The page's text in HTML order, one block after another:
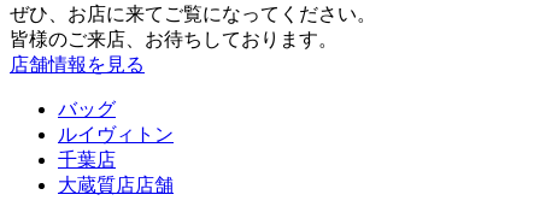
ぜひ、お店に来てご覧になってください。
皆様のご来店、お待ちしております。
店舗情報を見る
バッグ
ルイヴィトン
千葉店
大蔵質店店舗